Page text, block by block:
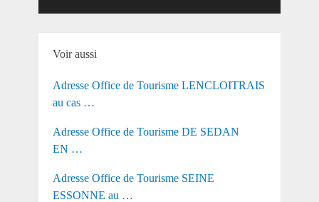
Voir aussi
Adresse Office de Tourisme LENCLOITRAIS
au cas …
Adresse Office de Tourisme DE SEDAN
EN …
Adresse Office de Tourisme SEINE
ESSONNE au …